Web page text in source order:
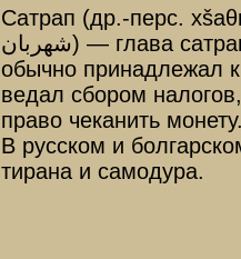
Сатрап (др.-перс.
شهربان‎) — глава сатрапии, правитель в Древней Персии. Назначался царём и
обычно принадлежал
ведал сбором
право чеканить
В русском и
тирана и самодура.